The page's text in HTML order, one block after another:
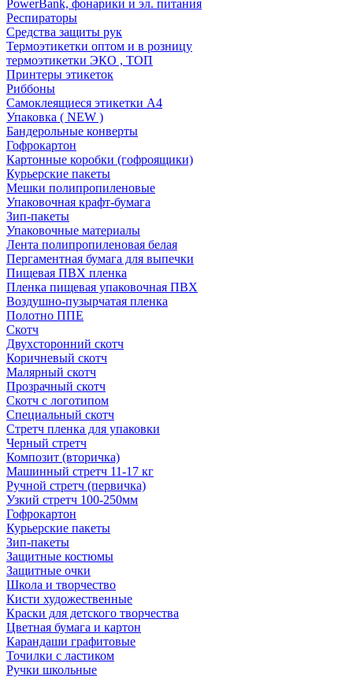
PowerBank, фонарики и эл. питания
Респираторы
Средства защиты рук
Термоэтикетки оптом и в розницу
термоэтикетки ЭКО , ТОП
Принтеры этикеток
Риббоны
Самоклеящиеся этикетки А4
Упаковка ( NEW )
Бандерольные конверты
Гофрокартон
Картонные коробки (гофроящики)
Курьерские пакеты
Мешки полипропиленовые
Упаковочная крафт-бумага
Зип-пакеты
Упаковочные материалы
Лента полипропиленовая белая
Пергаментная бумага для выпечки
Пищевая ПВХ пленка
Пленка пищевая упаковочная ПВХ
Воздушно-пузырчатая пленка
Полотно ППЕ
Скотч
Двухсторонний скотч
Коричневый скотч
Малярный скотч
Прозрачный скотч
Скотч с логотипом
Специальный скотч
Стретч пленка для упаковки
Черный стретч
Композит (вторичка)
Машинный стретч 11-17 кг
Ручной стретч (первичка)
Узкий стретч 100-250мм
Гофрокартон
Курьерские пакеты
Зип-пакеты
Защитные костюмы
Защитные очки
Школа и творчество
Кисти художественные
Краски для детского творчества
Цветная бумага и картон
Карандаши графитовые
Точилки с ластиком
Ручки школьные